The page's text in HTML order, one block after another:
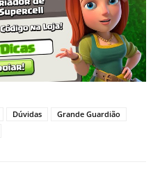
Dúvidas
Grande Guardião